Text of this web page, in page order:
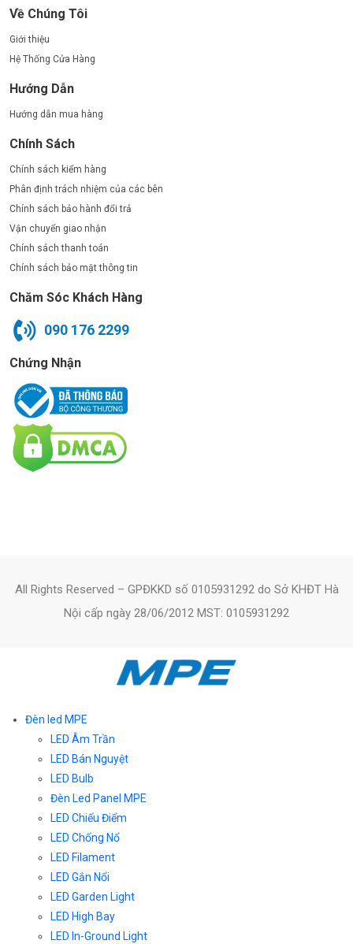
Về Chúng Tôi
Giới thiệu
Hệ Thống Cửa Hàng
Hướng Dẫn
Hướng dẫn mua hàng
Chính Sách
Chính sách kiểm hàng
Phân định trách nhiệm của các bên
Chính sách bảo hành đổi trả
Vận chuyển giao nhận
Chính sách thanh toán
Chính sách bảo mật thông tin
Chăm Sóc Khách Hàng
090 176 2299
Chứng Nhận
All Rights Reserved – GPĐKKD số 0105931292 do Sở KHĐT Hà
Nội cấp ngày 28/06/2012 MST: 0105931292
Đèn led MPE
LED Âm Trần
LED Bán Nguyệt
LED Bulb
Đèn Led Panel MPE
LED Chiếu Điểm
LED Chống Nổ
LED Filament
LED Gắn Nổi
LED Garden Light
LED High Bay
LED In-Ground Light